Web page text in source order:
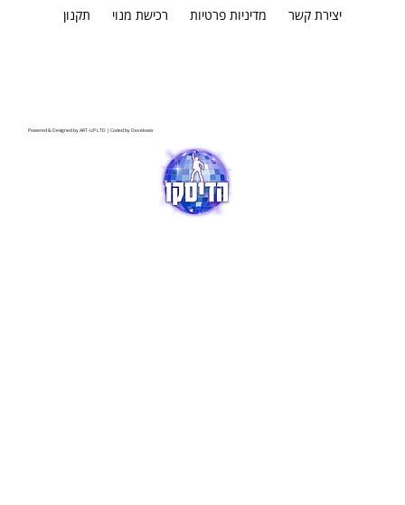
Powered & Designed byART-UP LTD | Coded byDevelowix
תקנון רכישת מנוי מדיניות פרטיות יצירת קשר